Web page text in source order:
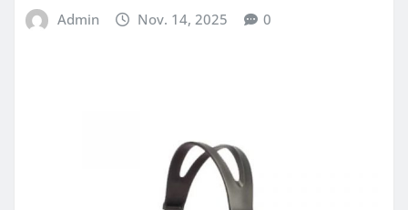
Admin Nov. 14, 2025 0